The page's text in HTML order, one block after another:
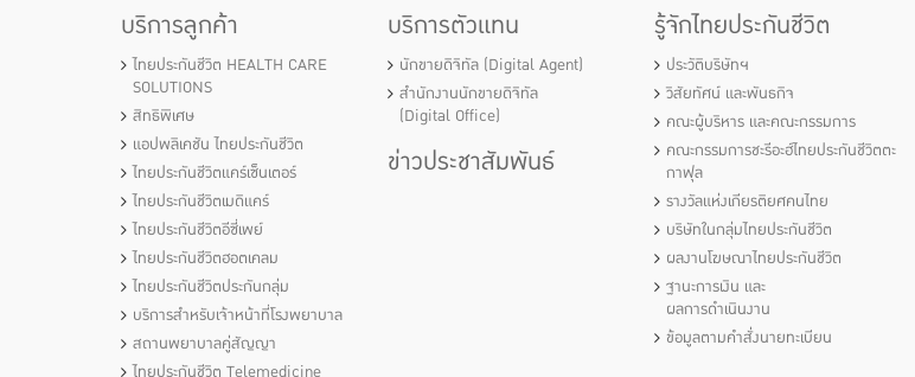
บริการลูกค้า
ไทยประกันชีวิต HEALTH CARE
SOLUTIONS
สิทธิพิเศษ
แอปพลิเคชัน ไทยประกันชีวิต
ไทยประกันชีวิตแคร์เซ็นเตอร์
ไทยประกันชีวิตเมดิแคร์
ไทยประกันชีวิตอีซี่เพย์
ไทยประกันชีวิตฮอตเคลม
ไทยประกันชีวิตประกันกลุ่ม
บริการสำหรับเจ้าหน้าที่โรงพยาบาล
สถานพยาบาลคู่สัญญา
บริการตัวแทน
นักขายดิจิทัล (Digital Agent)
สำนักงานนักขายดิจิทัล
(Digital Office)
ข่าวประชาสัมพันธ์
รู้จักไทยประกันชีวิต
ประวัติบริษัทฯ
วิสัยทัศน์ และพันธกิจ
คณะผู้บริหาร และคณะกรรมการ
คณะกรรมการชะรีอะฮ์ไทยประกันชีวิตตะ
กาฟุล
รางวัลแห่งเกียรติยศคนไทย
บริษัทในกลุ่มไทยประกันชีวิต
ผลงานโฆษณาไทยประกันชีวิต
ฐานะการเงิน และ
ผลการดำเนินงาน
ข้อมูลตามคำสั่งนายทะเบียน